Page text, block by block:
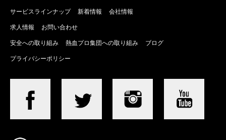
サービスラインナップ 新着情報 会社情報
求人情報 お問い合わせ
安全への取り組み 熱血プロ集団への取り組み ブログ
プライバシーポリシー